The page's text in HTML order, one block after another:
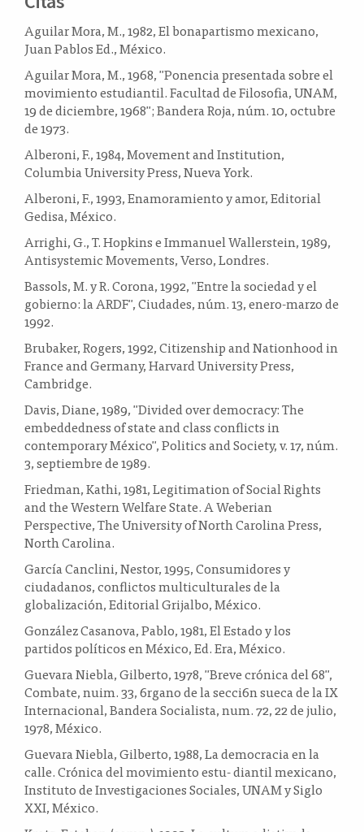
Aguilar Mora, M., 1982, El bonapartismo mexicano,
Juan Pablos Ed., México.
Aguilar Mora, M., 1968, "Ponencia presentada sobre el
movimiento estudiantil. Facultad de Filosofia, UNAM,
19 de diciembre, 1968"; Bandera Roja, núm. 10, octubre
de 1973.
Alberoni, F., 1984, Movement and Institution,
Columbia University Press, Nueva York.
Alberoni, F., 1993, Enamoramiento y amor, Editorial
Gedisa, México.
Arrighi, G., T. Hopkins e Immanuel Wallerstein, 1989,
Antisystemic Movements, Verso, Londres.
Bassols, M. y R. Corona, 1992, "Entre la sociedad y el
gobierno: la ARDF", Ciudades, núm. 13, enero-marzo de
1992.
Brubaker, Rogers, 1992, Citizenship and Nationhood in
France and Germany, Harvard University Press,
Cambridge.
Davis, Diane, 1989, "Divided over democracy: The
embeddedness of state and class conflicts in
contemporary México", Politics and Society, v. 17, núm.
3, septiembre de 1989.
Friedman, Kathi, 1981, Legitimation of Social Rights
and the Western Welfare State. A Weberian
Perspective, The University of North Carolina Press,
North Carolina.
García Canclini, Nestor, 1995, Consumidores y
ciudadanos, conflictos multiculturales de la
globalización, Editorial Grijalbo, México.
González Casanova, Pablo, 1981, El Estado y los
partidos políticos en México, Ed. Era, México.
Guevara Niebla, Gilberto, 1978, "Breve crónica del 68",
Combate, nuim. 33, 6rgano de la secci6n sueca de la IX
Internacional, Bandera Socialista, num. 72, 22 de julio,
1978, México.
Guevara Niebla, Gilberto, 1988, La democracia en la
calle. Crónica del movimiento estu- diantil mexicano,
Instituto de Investigaciones Sociales, UNAM y Siglo
XXI, México.